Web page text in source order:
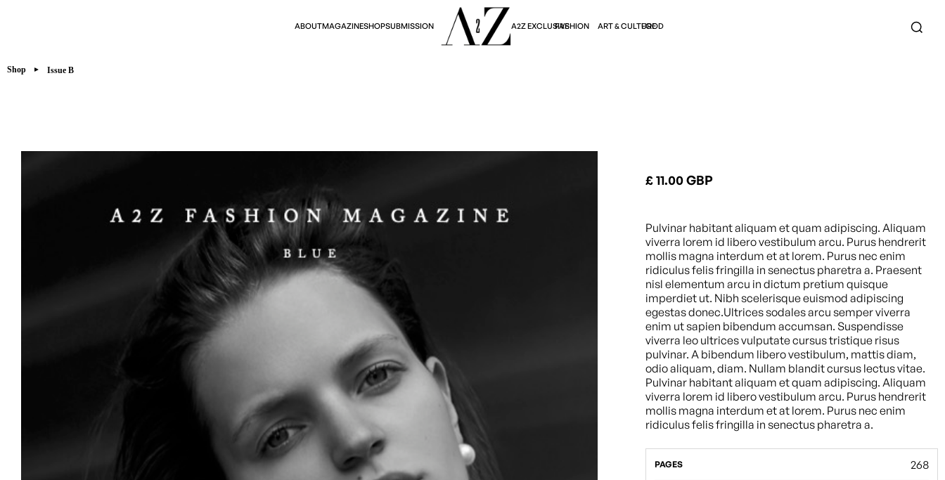
ABOUTMAGAZINESHOPSUBMISSION A2Z EXCLUSIVEFASHION ART & CULTURE
FOOD
Shop Issue B
£ 11.00 GBP
Pulvinar habitant aliquam et quam adipiscing. Aliquam
viverra lorem id libero vestibulum arcu. Purus hendrerit
mollis magna interdum et at lorem. Purus nec enim
ridiculus felis fringilla in senectus pharetra a. Praesent
nisl elementum arcu in dictum pretium quisque
imperdiet ut. Nibh scelerisque euismod adipiscing
egestas donec.Ultrices sodales arcu semper viverra
enim ut sapien bibendum accumsan. Suspendisse
viverra leo ultrices vulputate cursus tristique risus
pulvinar. A bibendum libero vestibulum, mattis diam,
odio aliquam, diam. Nullam blandit cursus lectus vitae.
Pulvinar habitant aliquam et quam adipiscing. Aliquam
viverra lorem id libero vestibulum arcu. Purus hendrerit
mollis magna interdum et at lorem. Purus nec enim
ridiculus felis fringilla in senectus pharetra a.
PAGES 268